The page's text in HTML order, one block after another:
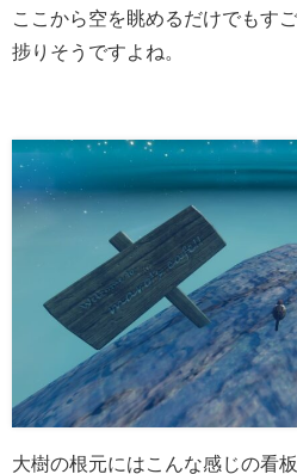
ここから空を眺めるだけでもす
捗りそうですよね。
大樹の根元にはこんな感じの看